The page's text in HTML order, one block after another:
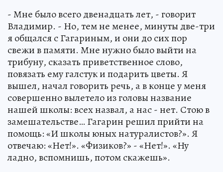
- Мне было всего двенадцать лет, - говорит
Владимир. - Но, тем не менее, минуты две-три
я общался с Гагариным, и они до сих пор
свежи в памяти. Мне нужно было выйти на
трибуну, сказать приветственное слово,
повязать ему галстук и подарить цветы. Я
вышел, начал говорить речь, а в конце у меня
совершенно вылетело из головы название
нашей школы: всех назвал, а нас - нет. Стою в
замешательстве… Гагарин решил прийти на
помощь: «И школы юных натуралистов?». Я
отвечаю: «Нет!». «Физиков?» - «Нет!». «Ну
ладно, вспомнишь, потом скажешь».